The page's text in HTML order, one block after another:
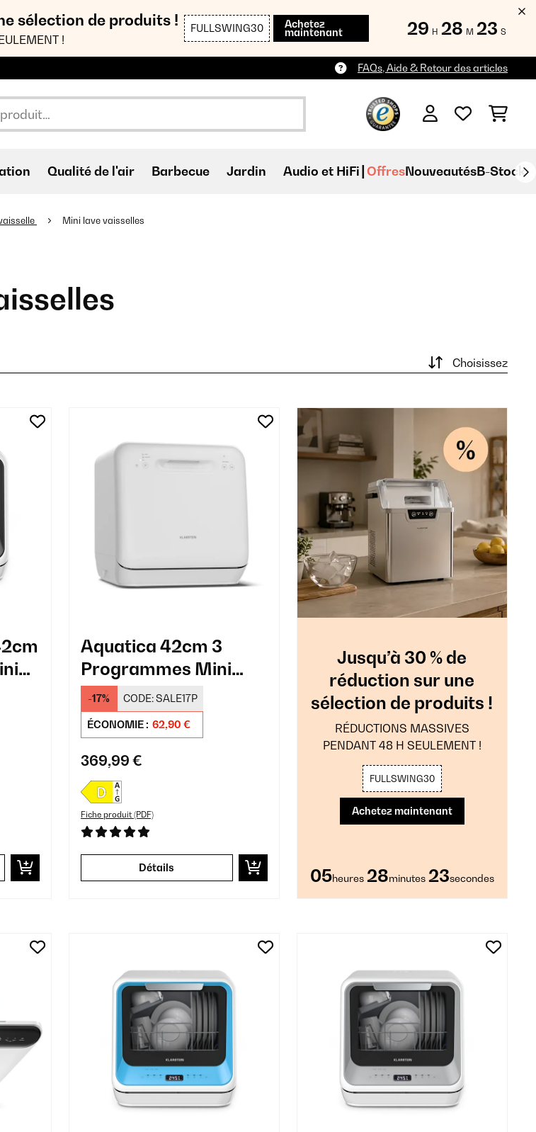
sélection de produits !
!
FULLSWING30 Achetez
maintenant 29 H 28 M 22 S
FAQs, Aide & Retour des articles
Qualité de l'air Barbecue Jardin Audio et HiFi OffresNouveautésB-Stock
Mini lave vaisselles
Choisissez
Aquatica 42cm 3
Programmes Mini
Lave-vaisselle Blanc
-17% CODE:SALE17P
ÉCONOMIE : 62,90 €
369,99 €
Fiche produit (PDF)
Détails
Jusqu’à 30 % de
réduction sur une
sélection de produits !
RÉDUCTIONS MASSIVES
PENDANT 48 H SEULEMENT !
FULLSWING30
Achetez maintenant
05heures 28minutes 22secondes